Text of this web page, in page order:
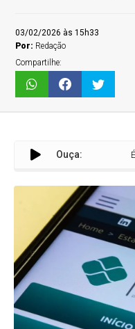
03/02/2026 às 15h33
Por: Redação
Compartilhe:
Ouça: É fake